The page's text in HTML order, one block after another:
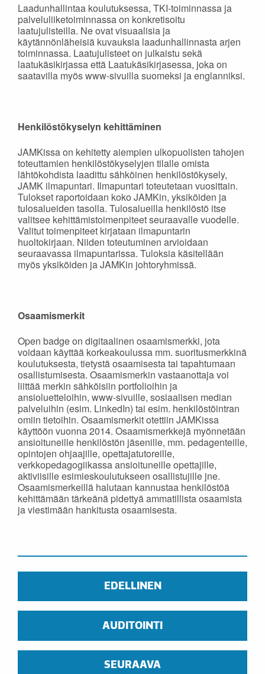
Laadunhallintaa koulutuksessa, TKI-toiminnassa ja
palveluliiketoiminnassa on konkretisoitu
laatujulisteilla. Ne ovat visuaalisia ja
käytännönläheisiä kuvauksia laadunhallinnasta arjen
toiminnassa. Laatujulisteet on julkaistu sekä
laatukäsikirjassa että Laatukäsikirjasessa, joka on
saatavilla myös www-sivuilla suomeksi ja englanniksi.
Henkilöstökyselyn kehittäminen
JAMKissa on kehitetty aiempien ulkopuolisten tahojen
toteuttamien henkilöstökyselyjen tilalle omista
lähtökohdista laadittu sähköinen henkilöstökysely,
JAMK ilmapuntari. Ilmapuntari toteutetaan vuosittain.
Tulokset raportoidaan koko JAMKin, yksiköiden ja
tulosalueiden tasolla. Tulosalueilla henkilöstö itse
valitsee kehittämistoimenpiteet seuraavalle vuodelle.
Valitut toimenpiteet kirjataan ilmapuntarin
huoltokirjaan. Niiden toteutuminen arvioidaan
seuraavassa ilmapuntarissa. Tuloksia käsitellään
myös yksiköiden ja JAMKin johtoryhmissä.
Osaamismerkit
Open badge on digitaalinen osaamismerkki, jota
voidaan käyttää korkeakoulussa mm. suoritusmerkkinä
koulutuksesta, tietystä osaamisesta tai tapahtumaan
osallistumisesta. Osaamismerkin vastaanottaja voi
liittää merkin sähköisiin portfolioihin ja
ansioluetteloihin, www-sivuille, sosiaalisen median
palveluihin (esim. LinkedIn) tai esim. henkilöstöintran
omiin tietoihin. Osaamismerkit otettiin JAMKissa
käyttöön vuonna 2014. Osaamismerkkejä myönnetään
ansioituneille henkilöstön jäsenille, mm. pedagenteille,
opintojen ohjaajille, opettajatutoreille,
verkkopedagogiikassa ansioituneille opettajille,
aktiviisille esimieskoulutukseen osallistujille jne.
Osaamismerkeillä halutaan kannustaa henkilöstöä
kehittämään tärkeänä pidettyä ammatillista osaamista
ja viestimään hankitusta osaamisesta.
EDELLINEN
AUDITOINTI
SEURAAVA